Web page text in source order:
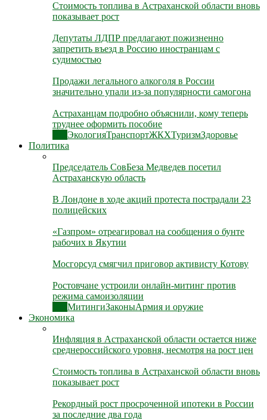
Стоимость топлива в Астраханской области вновь
показывает рост
Депутаты ЛДПР предлагают пожизненно
запретить въезд в Россию иностранцам с
судимостью
Продажи легального алкоголя в России
значительно упали из-за популярности самогона
Астраханцам подробно объяснили, кому теперь
труднее оформить пособие
ЭкологияТранспортЖКХТуризмЗдоровье
Политика
Председатель СовБеза Медведев посетил
Астраханскую область
В Лондоне в ходе акций протеста пострадали 23
полицейских
«Газпром» отреагировал на сообщения о бунте
рабочих в Якутии
Мосгорсуд смягчил приговор активисту Котову
Ростовчане устроили онлайн-митинг против
режима самоизоляции
МитингиЗаконыАрмия и оружие
Экономика
Инфляция в Астраханской области остается ниже
среднероссийского уровня, несмотря на рост цен
Стоимость топлива в Астраханской области вновь
показывает рост
Рекордный рост просроченной ипотеки в России
за последние два года